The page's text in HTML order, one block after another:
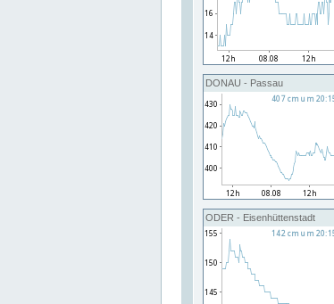
DONAU - Passau
ODER - Eisenhüttenstadt